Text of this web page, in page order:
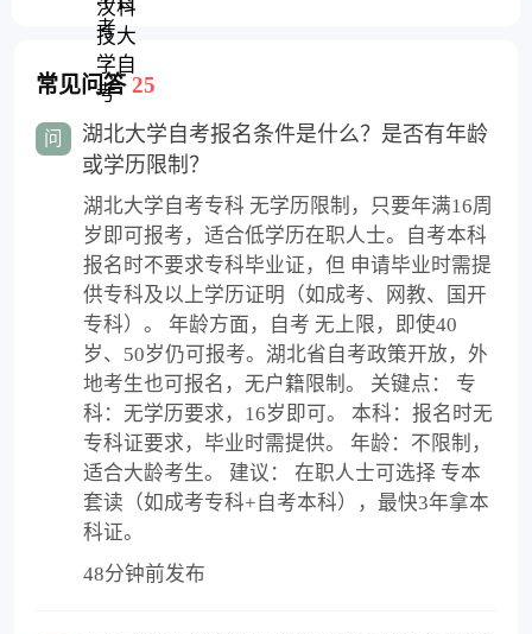
常见问答 25
问
湖北大学自考报名条件是什么？是否有年龄
或学历限制？
湖北大学自考专科 无学历限制，只要年满16周
岁即可报考，适合低学历在职人士。自考本科
报名时不要求专科毕业证，但 申请毕业时需提
供专科及以上学历证明（如成考、网教、国开
专科）。 年龄方面，自考 无上限，即使40
岁、50岁仍可报考。湖北省自考政策开放，外
地考生也可报名，无户籍限制。 关键点： 专
科：无学历要求，16岁即可。 本科：报名时无
专科证要求，毕业时需提供。 年龄：不限制，
适合大龄考生。 建议： 在职人士可选择 专本
套读（如成考专科+自考本科），最快3年拿本
科证。
48分钟前发布